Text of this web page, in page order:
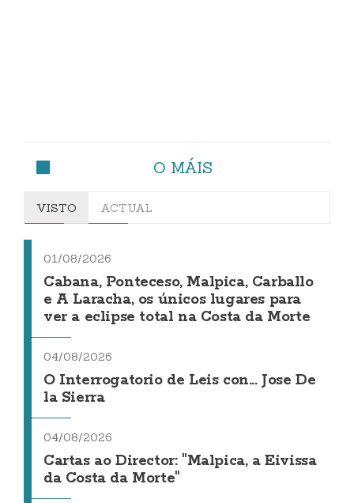
O MÁIS
VISTO ACTUAL
01/08/2026
Cabana, Ponteceso, Malpica, Carballo
e A Laracha, os únicos lugares para
ver a eclipse total na Costa da Morte
04/08/2026
O Interrogatorio de Leis con... Jose De
la Sierra
04/08/2026
Cartas ao Director: "Malpica, a Eivissa
da Costa da Morte"